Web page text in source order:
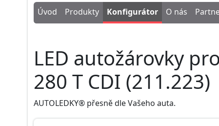
Úvod
Produkty Konfigurátor O nás
LED autožárovky
280 T CDI (211.223)
AUTOLEDKY® přesně dle Vašeho auta.